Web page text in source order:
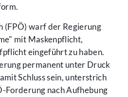
(FPÖ) warf der Regierung
mit Maskenpflicht,
eingeführt zu haben.
permanent unter Druck
Schluss sein, unterstrich
Forderung nach Aufhebung